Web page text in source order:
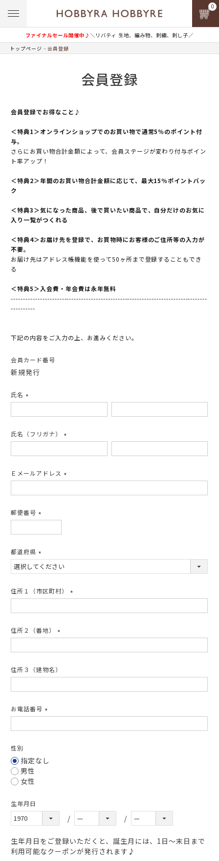
ファイナルセール開催中♪＼リバティ 生地、編み物、刺繍、刺し子／
0
トップページ 会員登録
会員登録
会員登録でお得なこと♪
＜特典1＞オンラインショップでのお買い物で通常5％のポイント付
与。
さらにお買い物合計金額によって、会員ステージが変わり付与ポイン
ト率アップ！
＜特典2＞年間のお買い物合計金額に応じて、最大15％ポイントバッ
ク
＜特典3＞気になった商品、後で買いたい商品で、自分だけのお気に
入り一覧がつくれる
＜特典4＞お届け先を登録で、お買物時にお客様のご住所等の入力が
不要。
お届け先はアドレス帳機能を使って50ヶ所まで登録することもでき
る
＜特典5＞入会費・年会費は永年無料
---------------------------------------------------------------------------------
----------
下記の内容をご入力の上、お進みください。
会員カード番号
新規発行
氏名
須)
氏名（フリガナ）
須)
Ｅメールアドレス
須)
郵便番号
須)
都道府県
(必
須)
住所１（市区町村）
須)
住所２（番地）
須)
住所３（建物名）
お電話番号
須)
性別
指定なし
男性
女性
生年月日
生年月日をご登録いただくと、誕生月には、1日～末日まで
利用可能なクーポンが発行されます♪